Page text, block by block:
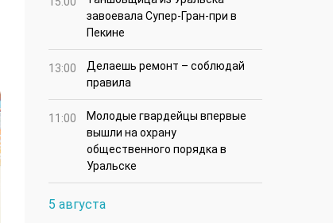
завоевала Супер-Гран-при в
Пекине
13:00
Делаешь ремонт – соблюдай
правила
11:00
Молодые гвардейцы впервые
вышли на охрану
общественного порядка в
Уральске
5 августа